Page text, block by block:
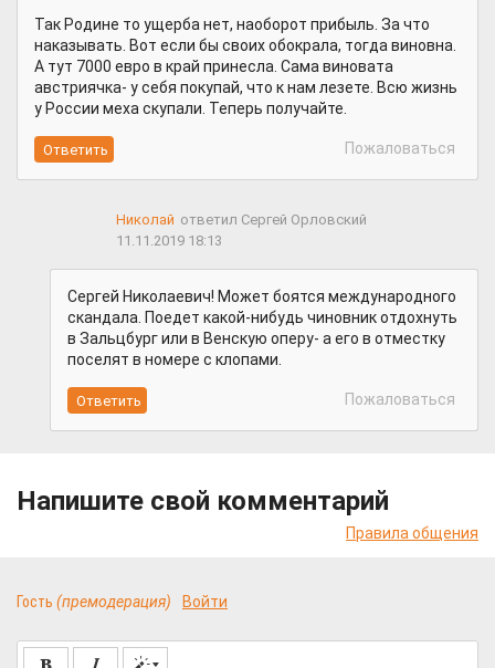
Так Родине то ущерба нет, наоборот прибыль. За что
наказывать. Вот если бы своих обокрала, тогда виновна.
А тут 7000 евро в край принесла. Сама виновата
австриячка- у себя покупай, что к нам лезете. Всю жизнь
у России меха скупали. Теперь получайте.
Пожаловаться
Николай ответил Сергей Орловский
11.11.2019 18:13
Сергей Николаевич! Может боятся международного
скандала. Поедет какой-нибудь чиновник отдохнуть
в Зальцбург или в Венскую оперу- а его в отместку
поселят в номере с клопами.
Пожаловаться
Напишите свой комментарий
Правила общения
Гость (премодерация) Войти